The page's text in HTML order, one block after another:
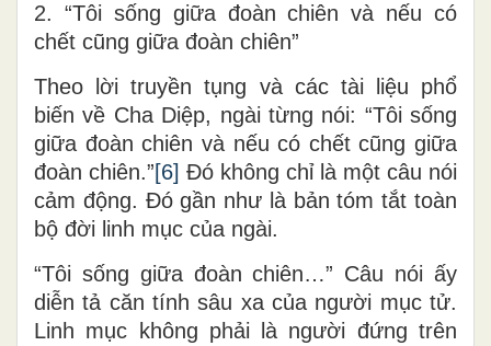
2. “Tôi sống giữa đoàn chiên và nếu có
chết cũng giữa đoàn chiên”
Theo lời truyền tụng và các tài liệu phổ
biến về Cha Diệp, ngài từng nói: “Tôi sống
giữa đoàn chiên và nếu có chết cũng giữa
đoàn chiên.”[6] Đó không chỉ là một câu nói
cảm động. Đó gần như là bản tóm tắt toàn
bộ đời linh mục của ngài.
“Tôi sống giữa đoàn chiên…” Câu nói ấy
diễn tả căn tính sâu xa của người mục tử.
Linh mục không phải là người đứng trên